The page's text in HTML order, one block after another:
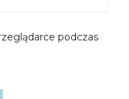
podczas